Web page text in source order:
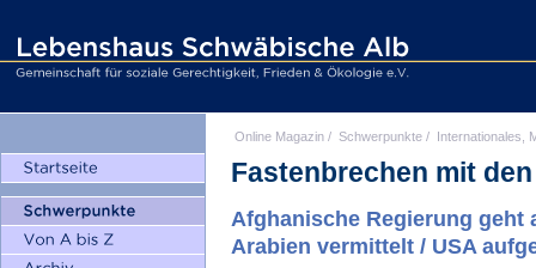
Online Magazin / Schwerpunkte / Internationales,
Fastenbrechen mit
Afghanische Regierung geht
Arabien vermittelt / USA